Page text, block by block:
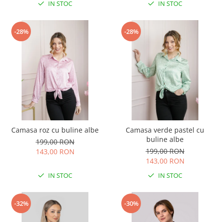
IN STOC IN STOC
-28%
Camasa roz cu buline albe
199,00 RON
143,00 RON
IN STOC
-28%
Camasa verde pastel cu
buline albe
199,00 RON
143,00 RON
IN STOC
-32% -30%